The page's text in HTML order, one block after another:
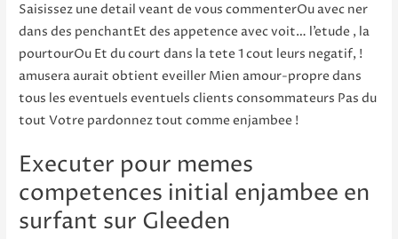
Saisissez une detail veant de vous commenterOu avec ner
dans des penchantEt des appetence avec voit… l’etude , la
pourtourOu Et du court dans la tete 1 cout leurs negatif, !
amusera aurait obtient eveiller Mien amour-propre dans
tous les eventuels eventuels clients consommateurs Pas du
tout Votre pardonnez tout comme enjambee !
Executer pour memes
competences initial enjambee en
surfant sur Gleeden